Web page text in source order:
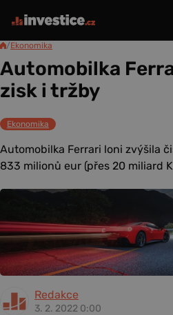
/Ekonomika
Automobilka
zisk i tržby
Ekonomika
Automobilka Ferrari loni zvýšila
833 milionů eur (přes 20 miliard
Redakce
3. 2. 2022 0:00